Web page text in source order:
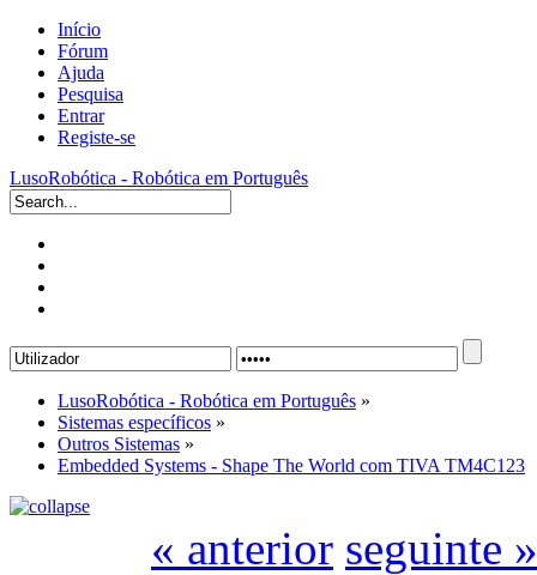
Início
Fórum
Ajuda
Pesquisa
Entrar
Registe-se
LusoRobótica - Robótica em Português
LusoRobótica - Robótica em Português »
Sistemas específicos »
Outros Sistemas »
Embedded Systems - Shape The World com TIVA TM4C123
« anterior seguinte »